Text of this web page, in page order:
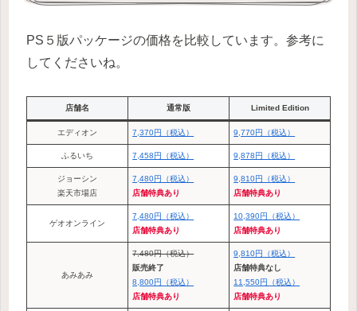
PS５版パッケージの価格を比較しています。参考に
してくださいね。
店舗名 通常版 Limited Edition
エディオン 7,370円（税込） 9,770円（税込）
ふるいち 7,458円（税込） 9,878円（税込）
ジョーシン
楽天市場店
7,480円（税込）
店舗特典あり
9,810円（税込）
店舗特典あり
ゲオオンライン
7,480円（税込）
店舗特典あり
10,390円（税込）
店舗特典あり
あみあみ
7,480円（税込）
販売終了
8,800円（税込）
店舗特典あり
9,810円（税込）
店舗特典なし
11,550円（税込）
店舗特典あり